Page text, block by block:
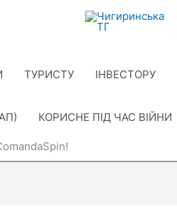
ТУРИСТУ ІНВЕСТОРУ
КОРИСНЕ ПІД ЧАС ВІЙНИ